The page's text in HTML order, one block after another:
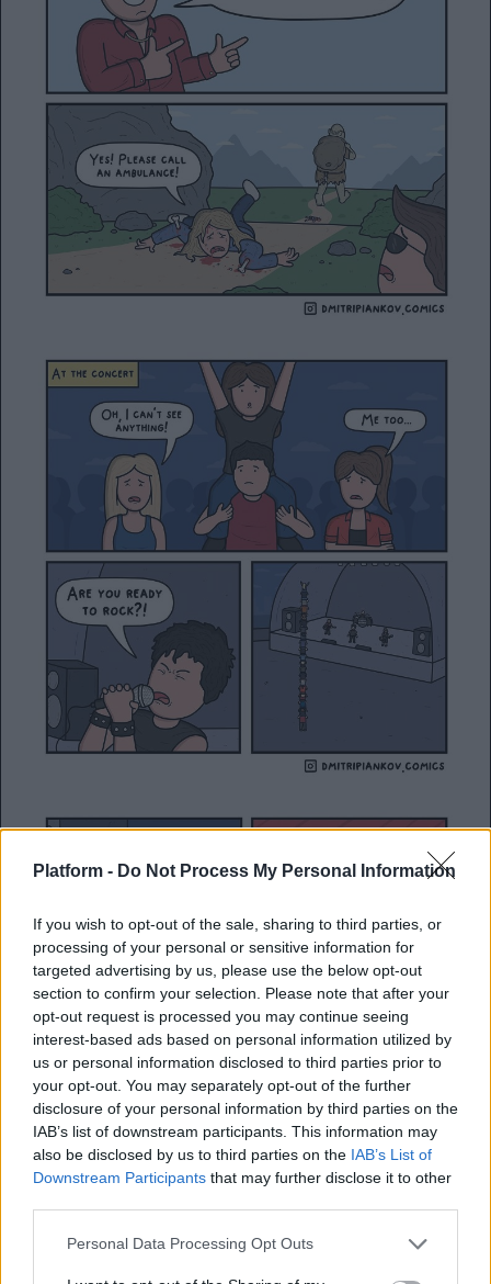
Platform - Do Not Process My Personal Information
If you wish to opt-out of the sale, sharing to third parties, or
processing of your personal or sensitive information for
targeted advertising by us, please use the below opt-out
section to confirm your selection. Please note that after your
opt-out request is processed you may continue seeing
interest-based ads based on personal information utilized by
us or personal information disclosed to third parties prior to
your opt-out. You may separately opt-out of the further
disclosure of your personal information by third parties on the
IAB’s list of downstream participants. This information may
also be disclosed by us to third parties on the IAB’s List of
Downstream Participants that may further disclose it to other
Personal Data Processing Opt Outs